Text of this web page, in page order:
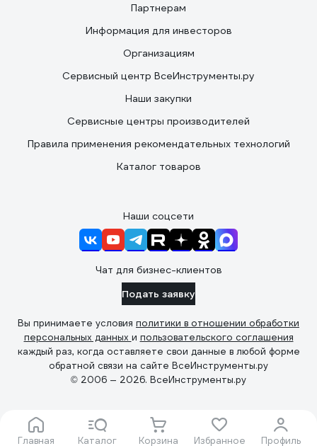
Главная Каталог Корзина Избранное Профиль
Партнерам
Информация для инвесторов
Организациям
Сервисный центр ВсеИнструменты.ру
Наши закупки
Сервисные центры производителей
Правила применения рекомендательных технологий
Каталог товаров
Наши соцсети
Чат для бизнес-клиентов
Подать заявку
Вы принимаете условия политики в отношении обработки
персональных данных и пользовательского соглашения
каждый раз, когда оставляете свои данные в любой форме
обратной связи на сайте ВсеИнструменты.ру
© 2006 — 2026. ВсеИнструменты.ру